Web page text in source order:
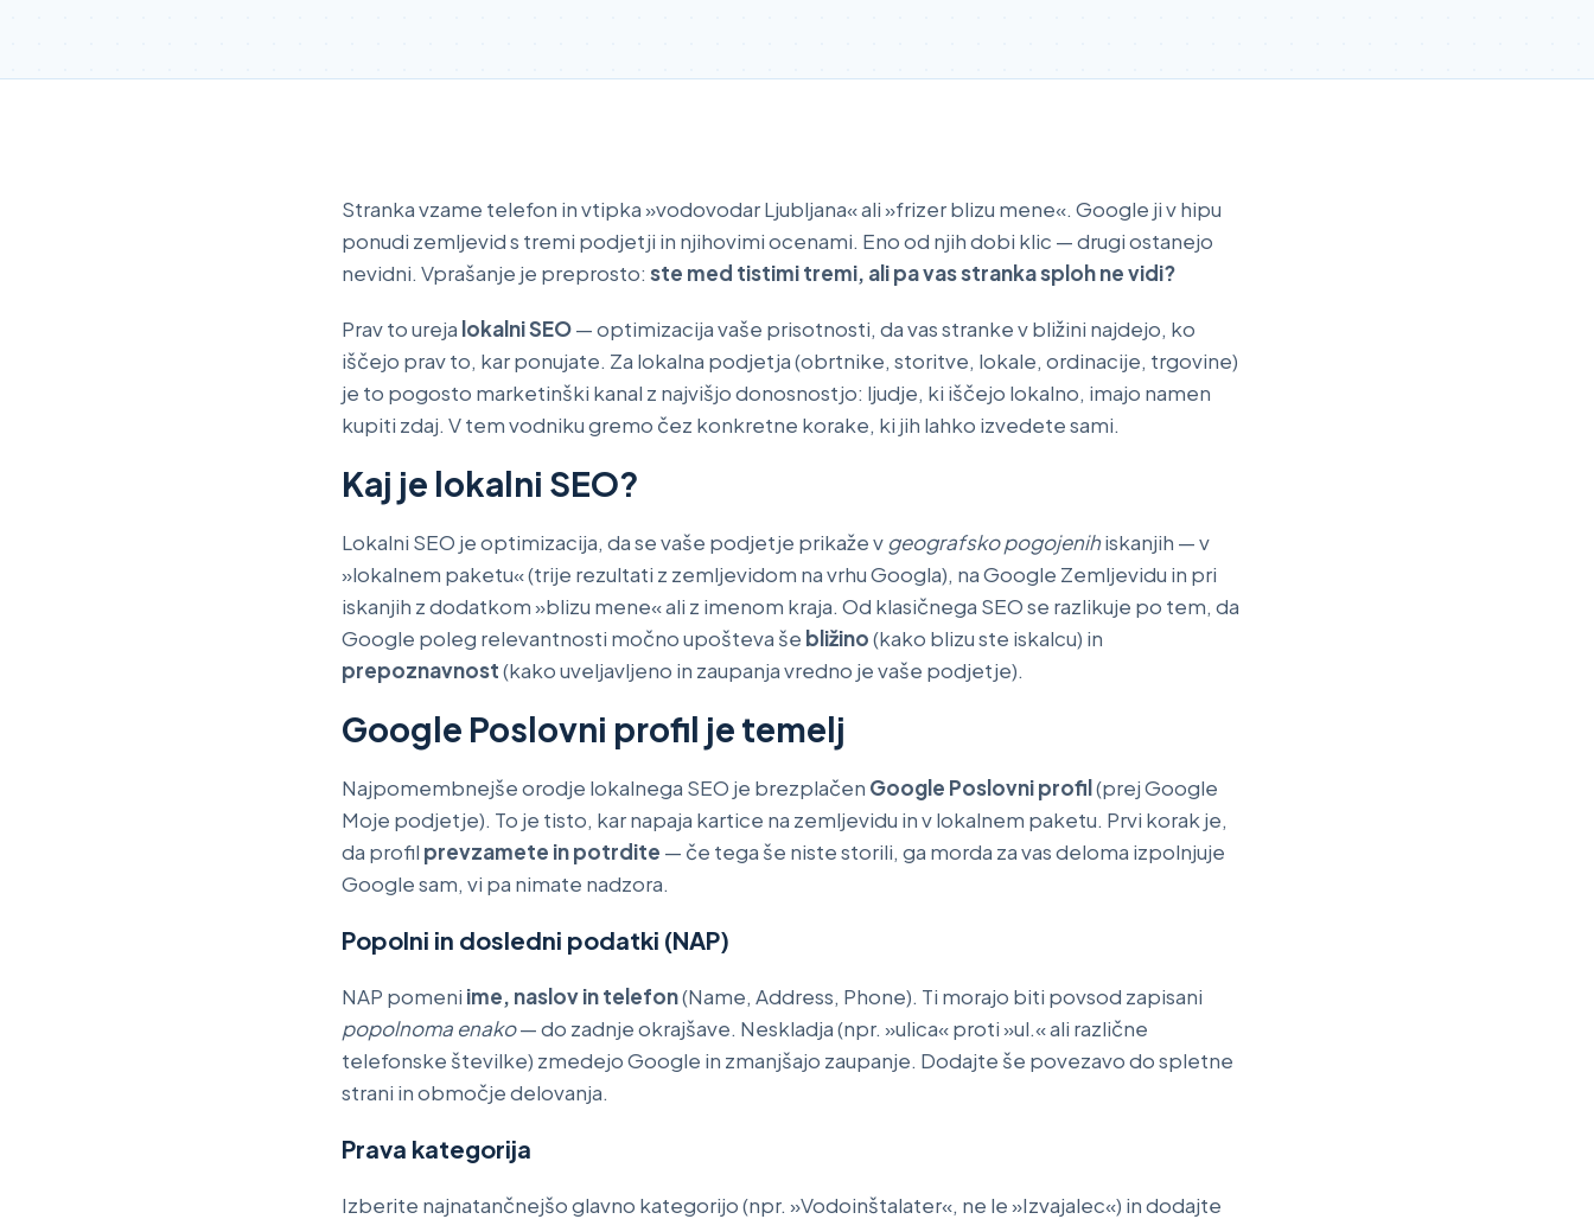
Stranka vzame telefon in vtipka »vodovodar Ljubljana« ali »frizer blizu mene«. Google ji v hipu
ponudi zemljevid s tremi podjetji in njihovimi ocenami. Eno od njih dobi klic — drugi ostanejo
nevidni. Vprašanje je preprosto: ste med tistimi tremi, ali pa vas stranka sploh ne vidi?
Prav to ureja lokalni SEO— optimizacija vaše prisotnosti, da vas stranke v bližini najdejo, ko
iščejo prav to, kar ponujate. Za lokalna podjetja (obrtnike, storitve, lokale, ordinacije, trgovine)
je to pogosto marketinški kanal z najvišjo donosnostjo: ljudje, ki iščejo lokalno, imajo namen
kupiti zdaj. V tem vodniku gremo čez konkretne korake, ki jih lahko izvedete sami.
Kaj je lokalni SEO?
Lokalni SEO je optimizacija, da se vaše podjetje prikaže v geografsko pogojenihiskanjih — v
»lokalnem paketu« (trije rezultati z zemljevidom na vrhu Googla), na Google Zemljevidu in pri
iskanjih z dodatkom »blizu mene« ali z imenom kraja. Od klasičnega SEO se razlikuje po tem, da
Google poleg relevantnosti močno upošteva še bližino(kako blizu ste iskalcu) in
prepoznavnost(kako uveljavljeno in zaupanja vredno je vaše podjetje).
Google Poslovni profil je temelj
Najpomembnejše orodje lokalnega SEO je brezplačen Google Poslovni profil(prej Google
Moje podjetje). To je tisto, kar napaja kartice na zemljevidu in v lokalnem paketu. Prvi korak je,
da profil prevzamete in potrdite — če tega še niste storili, ga morda za vas deloma izpolnjuje
Google sam, vi pa nimate nadzora.
Popolni in dosledni podatki (NAP)
NAP pomeni ime, naslov in telefon(Name, Address, Phone). Ti morajo biti povsod zapisani
popolnoma enako— do zadnje okrajšave. Neskladja (npr. »ulica« proti »ul.« ali različne
telefonske številke) zmedejo Google in zmanjšajo zaupanje. Dodajte še povezavo do spletne
strani in območje delovanja.
Prava kategorija
Izberite najnatančnejšo glavno kategorijo (npr. »Vodoinštalater«, ne le »Izvajalec«) in dodajte